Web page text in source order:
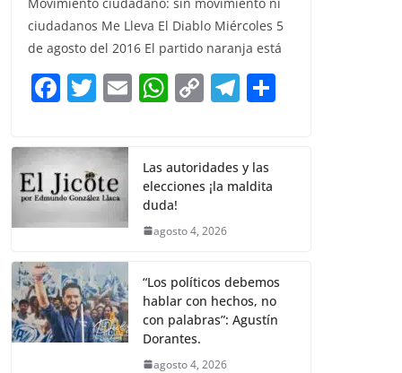
c
e
b
o
k
itt
er
ai
l
at
s
A
p
p
y
Li
n
e
gr
a
m
ar
e
ciudadanos Me Lleva El Diablo Miércoles 5
de agosto del 2016 El partido naranja está
F
c
e
b
o
o
k
T
itt
er
E W
s
A
p
C
y
Li
n
T
gr
a
Las autoridades y las
elecciones ¡la maldita
duda!
agosto 4, 2026
“Los políticos debemos
hablar con hechos, no
con palabras”: Agustín
Dorantes.
agosto 4, 2026